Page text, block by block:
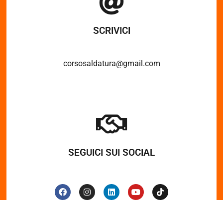
SCRIVICI
corsosaldatura@gmail.com
SEGUICI SUI SOCIAL